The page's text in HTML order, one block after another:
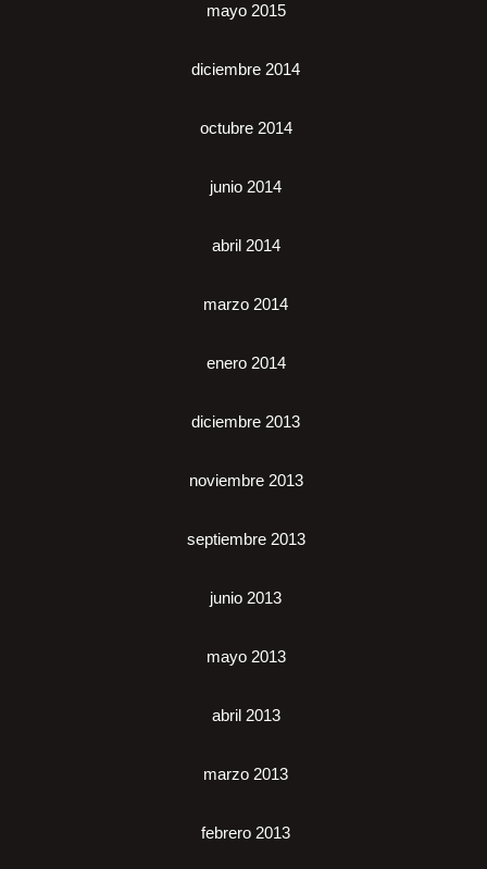
mayo 2015
diciembre 2014
octubre 2014
junio 2014
abril 2014
marzo 2014
enero 2014
diciembre 2013
noviembre 2013
septiembre 2013
junio 2013
mayo 2013
abril 2013
marzo 2013
febrero 2013